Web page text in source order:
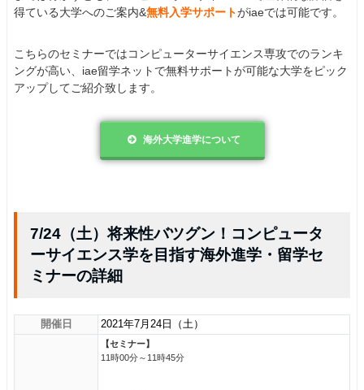
得ている大学へのご案内&無料入学サポートがiaeでは可能です。
こちらのセミナーではコンピューターサイエンス専攻でのランキ
ングが高い、iae留学ネットで無料サポートが可能な大学をピック
アップしてご紹介致します。
海外大学進学について
7/24（土）将来性バツグン！コンピュータ
ーサイエンス学を目指す海外進学・留学セ
ミナーの詳細
開催日 2021年7月24日（土）
【セミナー】
11時00分～11時45分